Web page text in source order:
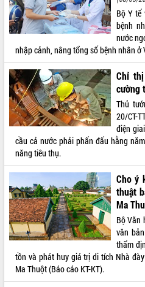
Bộ Y
bệnh
nước
nhập cảnh, nâng tổng số bệnh nhân ở
Chỉ
cường
Thủ
20/CT-
điện
cầu cả nước phải phấn đấu hằng
năng tiêu thụ.
Cho ý
thuật
Ma
Bộ Văn
văn
thẩm
tồn và phát huy giá trị di tích Nhà
Ma Thuột (Báo cáo KT-KT).